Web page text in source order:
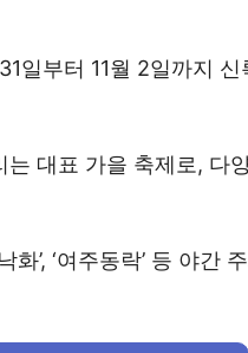
일부터 11월 2일까지 신
대표 가을 축제로, 다
화’, ‘여주동락’ 등 야간